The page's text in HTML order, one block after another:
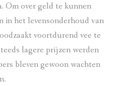
Om over geld te kunnen
in het levensonderhoud van
voortdurend vee te
lagere prijzen werden
bleven gewoon wachten